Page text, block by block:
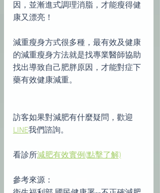
因，並漸進式調理消脂，才能瘦得健
康又漂亮！
減重瘦身方式很多種，最有效及健康
的減重瘦身方法就是找專業醫師協助
找出導致自己肥胖原因，才能對症下
藥有效健康減重。
訪客如果對減肥有什麼疑問，歡迎
LINE我們諮詢。
看診所減肥有效實例(點擊了解)
參考來源：